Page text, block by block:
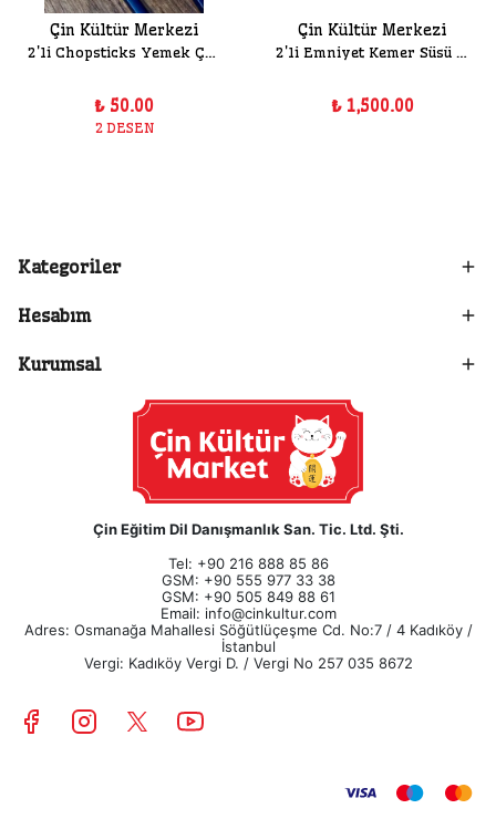
Çin Kültür Merkezi
2'li Chopsticks Yemek Çubuğu
₺ 50.00
2 DESEN
Çin Kültür Merkezi
2'li Emniyet Kemer Süsü Seti
₺ 1,500.00
Kategoriler
Hesabım
Kurumsal
Çin Eğitim Dil Danışmanlık San. Tic. Ltd. Şti.
Tel: +90 216 888 85 86
GSM: +90 555 977 33 38
GSM: +90 505 849 88 61
Email: info@cinkultur.com
Adres: Osmanağa Mahallesi Söğütlüçeşme Cd. No:7 / 4 Kadıköy /
İstanbul
Vergi: Kadıköy Vergi D. / Vergi No 257 035 8672